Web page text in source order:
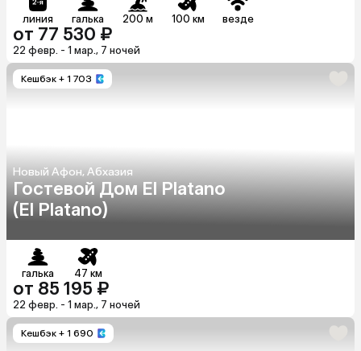
линия галька 200 м 100 км везде
от 77 530 ₽
22 февр. - 1 мар., 7 ночей
Кешбэк + 1 703
Новый Афон, Абхазия
Гостевой Дом El Platano
(El Platano)
галька 47 км
от 85 195 ₽
22 февр. - 1 мар., 7 ночей
Кешбэк + 1 690